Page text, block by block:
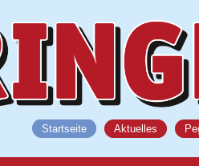
Startseite Aktuelles